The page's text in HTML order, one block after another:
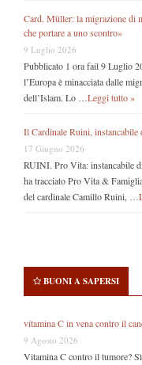
Card. Müller: la migrazione di
che portare a uno scontro»
9 Luglio 2026
Pubblicato 1 ora fail 9 Luglio
l’Europa è minacciata dalle
dell’Islam. Lo …Leggi tutto »
Il Cardinale Ruini, instancabile
17 Giugno 2026
RUINI. Pro Vita: instancabile
ha tracciato Pro Vita &
del cardinale Camillo Ruini, …
BUONI A SAPERSI
vitamina C in vena contro il
9 Agosto 2026
Vitamina C contro il tumore?